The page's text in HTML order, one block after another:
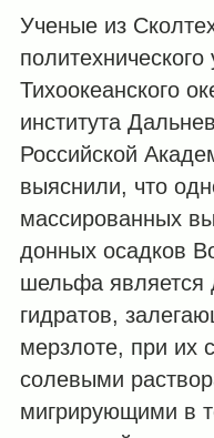
Ученые из
политехнического
Тихоокеанского
института
Российской
выяснили, что
массированных
донных осадков
шельфа является
гидратов,
мерзлоте, при их
солевыми
мигрирующими в